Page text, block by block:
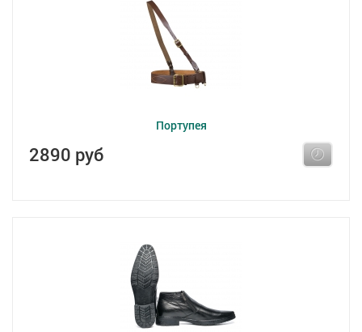
Портупея
2890 руб